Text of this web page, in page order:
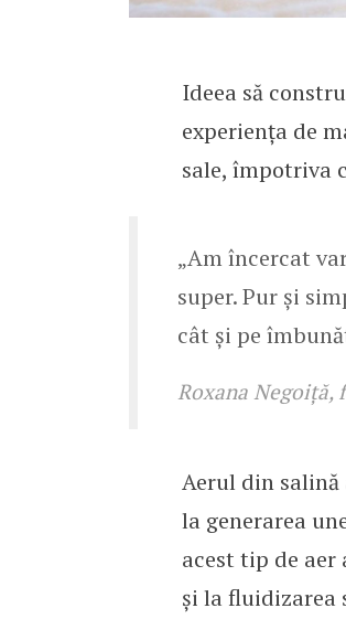
Ideea să
experiența de
sale, împotriva
„Am încercat
super. Pur și
cât și pe
Roxana Negoiță,
Aerul din
la generarea
acest tip de
și la fluidizarea